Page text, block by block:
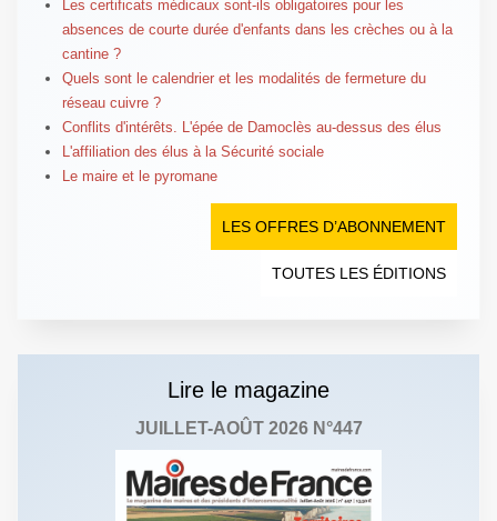
Les certificats médicaux sont-ils obligatoires pour les
absences de courte durée d'enfants dans les crèches ou à la
cantine ?
Quels sont le calendrier et les modalités de fermeture du
réseau cuivre ?
Conflits d'intérêts. L'épée de Damoclès au-dessus des élus
L'affiliation des élus à la Sécurité sociale
Le maire et le pyromane
LES OFFRES D’ABONNEMENT
TOUTES LES ÉDITIONS
Lire le magazine
JUILLET-AOÛT 2026 N°447